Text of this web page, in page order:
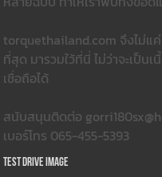
torquethailand.com จึงไม่แ
ที่สุด มารวมใว้ที่นี่ ไม่ว่าจะเป็
เชื่อถือได้
สนับสนุนติดต่อ
เบอร์โทร 065-455-5393
Test Drive Image